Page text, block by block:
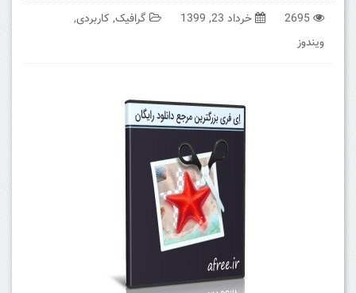
2695 خرداد 23, 1399 گرافیک, کاربردی,
ویندوز